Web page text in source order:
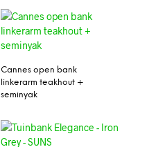
Cannes open bank
linkerarm teakhout +
seminyak